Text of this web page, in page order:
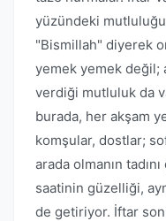
yüzündeki
"Bismillah" diyerek
yemek yemek değil;
verdiği mutluluk da
burada, her akşam
komşular, dostlar;
arada olmanın
saatinin güzelliği,
de getiriyor. İftar